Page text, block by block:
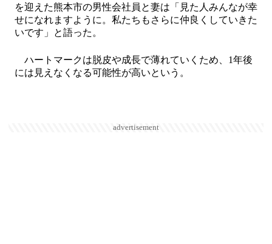
を迎えた熊本市の男性会社員と妻は「見た人みんなが幸
せになれますように。私たちもさらに仲良くしていきた
いです」と語った。
ハートマークは脱皮や成長で薄れていくため、1年後
には見えなくなる可能性が高いという。
advertisement